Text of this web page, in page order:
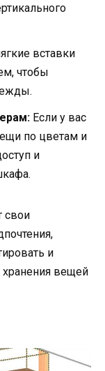
вставки
чтобы
Если у вас
по цветам и
и
свои
и
вещей